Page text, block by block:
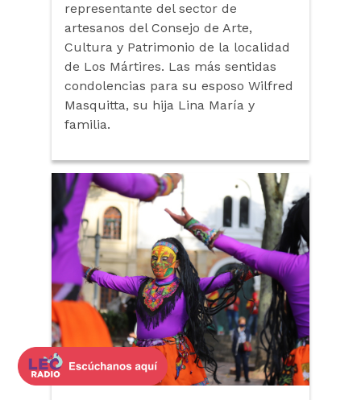
representante del sector de
artesanos del Consejo de Arte,
Cultura y Patrimonio de la localidad
de Los Mártires. Las más sentidas
condolencias para su esposo Wilfred
Masquitta, su hija Lina María y
familia.